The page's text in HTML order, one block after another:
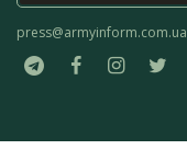
press@armyinform.com.ua